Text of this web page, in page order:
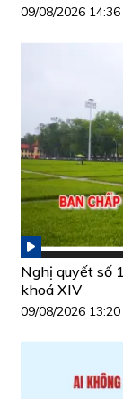
09/08/2026 14:36
Nghị quyết số
khoá XIV
09/08/2026 13:20